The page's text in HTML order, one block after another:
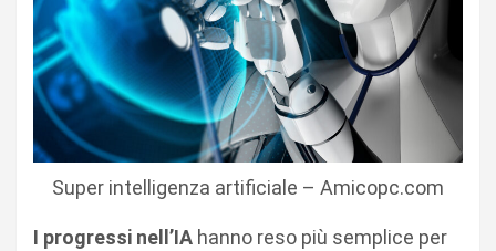
Super intelligenza artificiale – Amicopc.com
I progressi nell’IA hanno reso più semplice per